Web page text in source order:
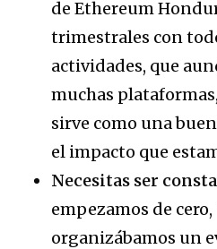
de Ethereum
trimestrales con
actividades, que
muchas
sirve como una
el impacto que
Necesitas ser
empezamos de cero,
organizábamos un